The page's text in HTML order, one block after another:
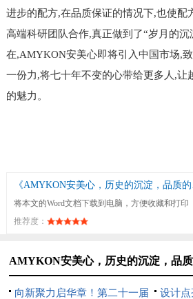
进步的配方,在品质保证的情况下,也使配
高端科研团队合作,真正做到了“岁月的
在,AMYKON安美心即将引入中国市场,
一份力,将七十年不变的心带给更多人,让
的魅力。
将本文的Word文档下载到电脑，方便收藏和打印
推荐度：
AMYKON安美心，历史的沉淀，品
向新聚力启华章！第二十一届
设计